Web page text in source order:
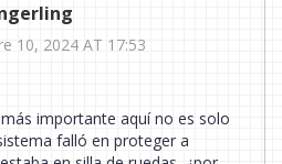
10, 2024 AT 17:53
importante aquí no es solo
falló en proteger a